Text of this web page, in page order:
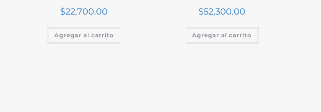
$22,700.00
Agregar al carrito
$52,300.00
Agregar al carrito